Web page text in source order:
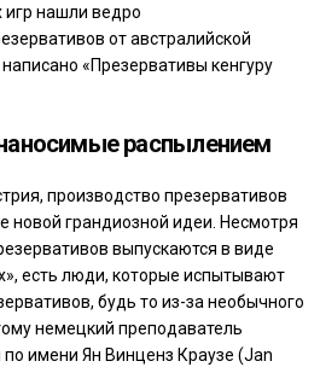
игр нашли ведро
от австралийской
«Презервативы кенгуру
распылением
производство презервативов
новой грандиозной идеи. Несмотря
выпускаются в виде
есть люди, которые испытывают
будь то из-за необычного
немецкий преподаватель
по имени Ян Винценз Краузе (Jan